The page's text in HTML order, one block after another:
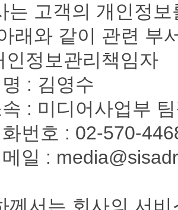
는 고객의 개인정
래와 같이 관련 부
인정보관리책임자
: 김영수
: 미디어사업부
번호 : 02-570-
일 :